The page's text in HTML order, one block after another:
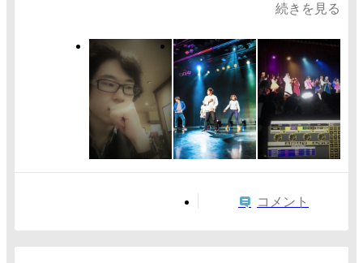
続きを見る
コメント